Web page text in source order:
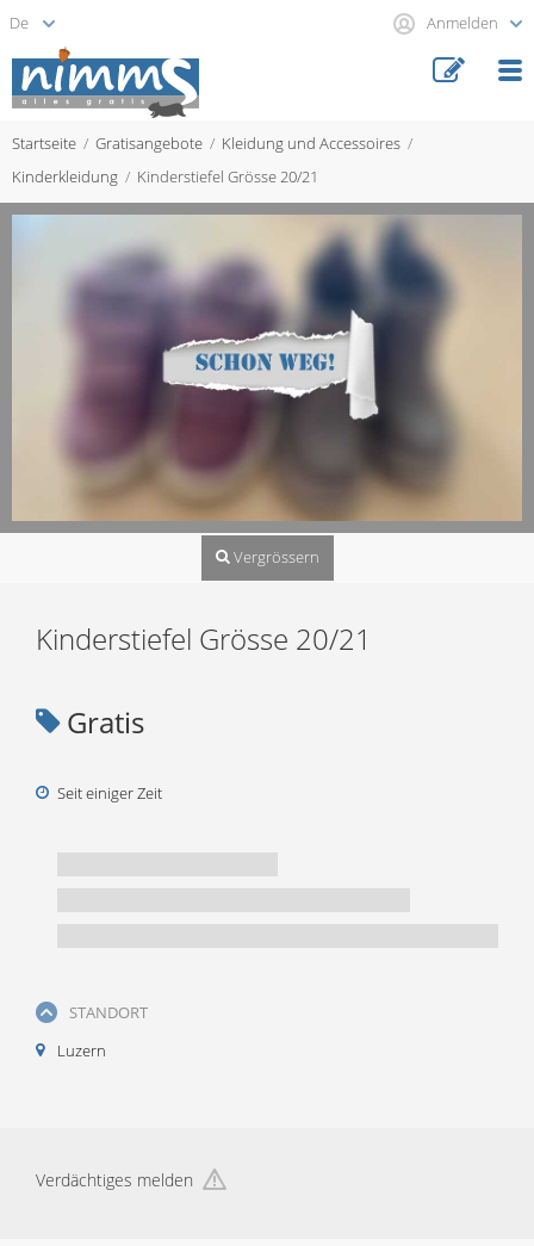
Anmelden
Startseite Gratisangebote
Kleidung und Accessoires
Kinderkleidung
Kinderstiefel Grösse 20/21
Vergrössern
Kinderstiefel Grösse 20/21
Gratis
Seit einiger Zeit
STANDORT
Luzern
Verdächtiges melden